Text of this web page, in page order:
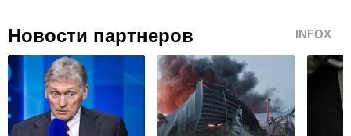
Новости партнеров INFOX